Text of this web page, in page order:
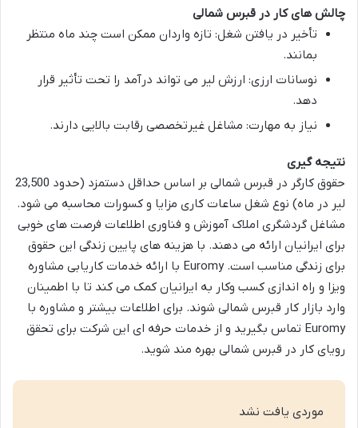
چالش های کار در قبرس شمالی
تأخیر در یافتن شغل: تازه واردان ممکن است چند ماه منتظر
بمانند.
نوسانات ارزی: ارزش لیر می تواند درآمد را تحت تأثیر قرار
دهد.
نیاز به مهارت: مشاغل غیرتخصصی رقابت بالایی دارند.
نتیجه گیری
حقوق کارگر در قبرس شمالی
بر اساس حداقل دستمزد (حدود 23,500
لیر در ماه) نوع شغل ساعات کاری مزایا و کسورات محاسبه می شود.
مشاغل گردشگری املاک آموزش و فناوری اطلاعات فرصت های خوبی
برای ایرانیان ارائه می دهند. با هزینه های پایین زندگی این حقوق
برای زندگی مناسب است.Euromy با ارائه خدمات کاریابی مشاوره
ویزا و راه اندازی کسب وکار به ایرانیان کمک می کند تا با اطمینان
وارد بازار کار قبرس شمالی شوند. برای اطلاعات بیشتر و مشاوره با
Euromy تماس بگیرید و از خدمات حرفه ای این شرکت برای تحقق
رویای کار در قبرس شمالی بهره مند شوید.
موردی یافت نشد